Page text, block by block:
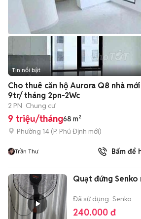
Tin nổi bật
Cho thuê căn hộ Aurora Q8 nhà
9tr/ tháng 2pn-2Wc
2 PN Chung cư
9 triệu/tháng68 m²
Phường 14 (P. Phú Định mới)
Trần Thư Bấm để
Quạt đứng Senko
Đã sử dụng Senko
240.000 đ